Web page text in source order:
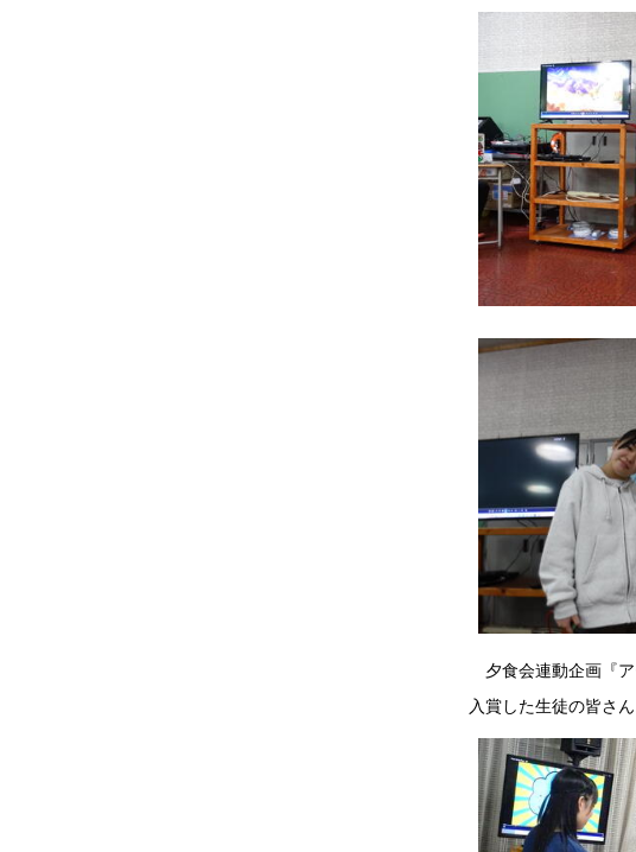
夕食会連動企画『ア
入賞した生徒の皆さ